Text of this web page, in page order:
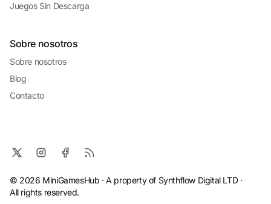
Juegos Sin Descarga
Sobre nosotros
Sobre nosotros
Blog
Contacto
© 2026 MiniGamesHub · A property of Synthflow Digital LTD ·
All rights reserved.